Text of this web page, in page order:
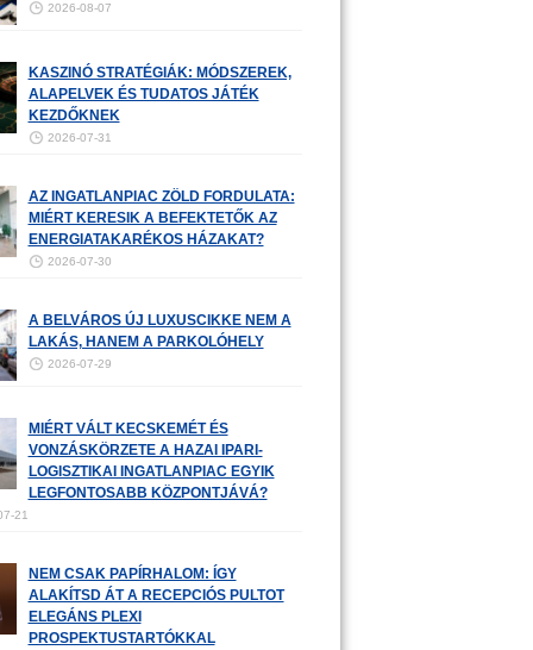
2026-08-07
KASZINÓ STRATÉGIÁK: MÓDSZEREK,
ALAPELVEK ÉS TUDATOS JÁTÉK
KEZDŐKNEK
2026-07-31
AZ INGATLANPIAC ZÖLD FORDULATA:
MIÉRT KERESIK A BEFEKTETŐK AZ
ENERGIATAKARÉKOS HÁZAKAT?
2026-07-30
A BELVÁROS ÚJ LUXUSCIKKE NEM A
LAKÁS, HANEM A PARKOLÓHELY
2026-07-29
MIÉRT VÁLT KECSKEMÉT ÉS
VONZÁSKÖRZETE A HAZAI IPARI-
LOGISZTIKAI INGATLANPIAC EGYIK
LEGFONTOSABB KÖZPONTJÁVÁ?
21
NEM CSAK PAPÍRHALOM: ÍGY
ALAKÍTSD ÁT A RECEPCIÓS PULTOT
ELEGÁNS PLEXI
PROSPEKTUSTARTÓKKAL